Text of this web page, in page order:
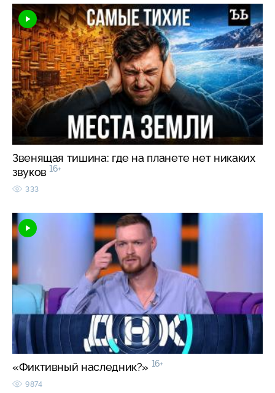
Звенящая тишина: где на планете нет никаких
звуков 16+
333
«Фиктивный наследник?» 16+
9874